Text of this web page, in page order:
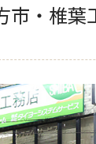
市・椎葉